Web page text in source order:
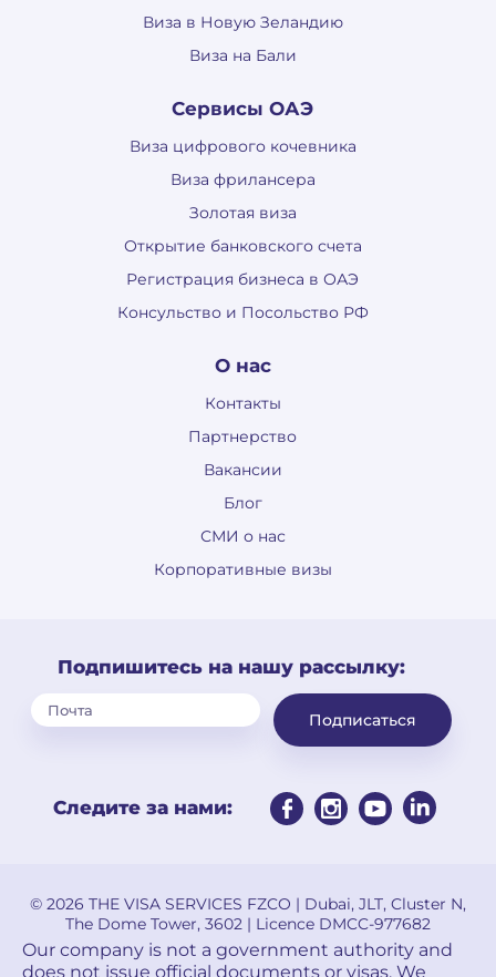
Виза в Новую Зеландию
Виза на Бали
Сервисы ОАЭ
Виза цифрового кочевника
Виза фрилансера
Золотая виза
Открытие банковского счета
Регистрация бизнеса в ОАЭ
Консульство и Посольство РФ
О нас
Контакты
Партнерство
Вакансии
Блог
СМИ о нас
Корпоративные визы
Подпишитесь на нашу рассылку:
Подписаться
Следите за нами:
© 2026 THE VISA SERVICES FZCO | Dubai, JLT, Cluster N,
The Dome Tower, 3602 | Licence DMCC-977682
Our company is not a government authority and
does not issue official documents or visas. We